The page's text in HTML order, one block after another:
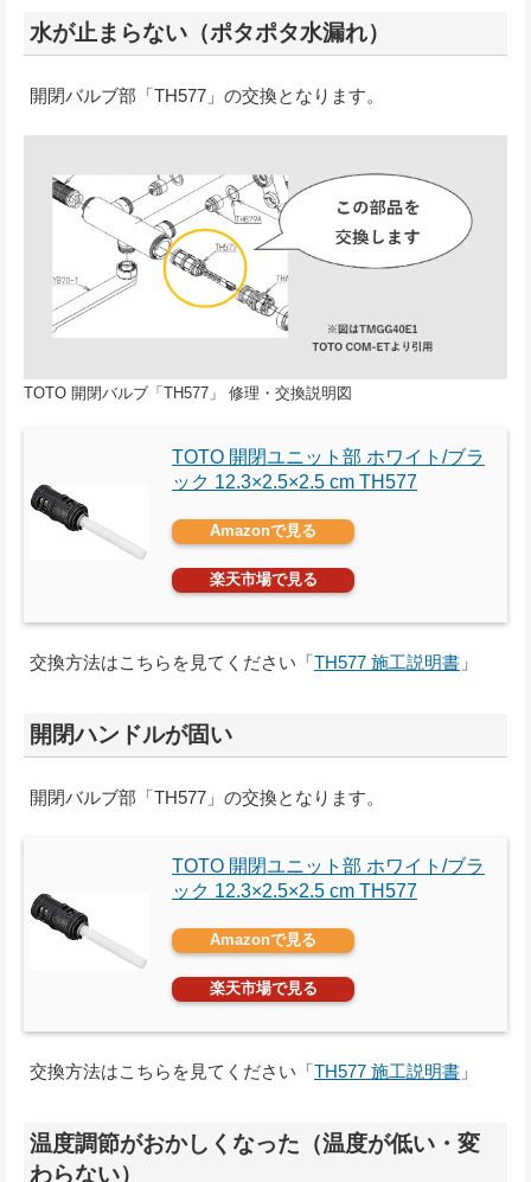
水が止まらない（ポタポタ水漏れ）
開閉バルブ部「TH577」の交換となります。
TOTO 開閉バルブ「TH577」 修理・交換説明図
TOTO 開閉ユニット部 ホワイト/ブラ
ック 12.3×2.5×2.5 cm TH577
Amazonで見る
楽天市場で見る
交換方法はこちらを見てください「TH577 施工説明書 」
開閉ハンドルが固い
開閉バルブ部「TH577」の交換となります。
TOTO 開閉ユニット部 ホワイト/ブラ
ック 12.3×2.5×2.5 cm TH577
Amazonで見る
楽天市場で見る
交換方法はこちらを見てください「TH577 施工説明書 」
温度調節がおかしくなった（温度が低い・変
わらない）